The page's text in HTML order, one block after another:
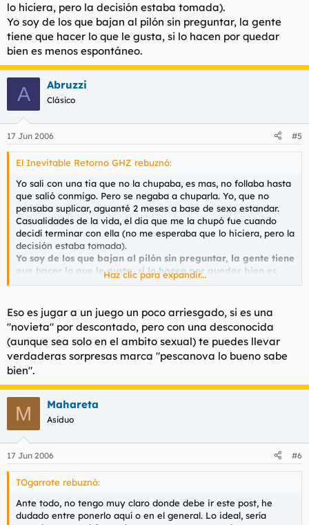
lo hiciera, pero la decisión estaba tomada).
Yo soy de los que bajan al pilón sin preguntar, la gente
tiene que hacer lo que le gusta, si lo hacen por quedar
bien es menos espontáneo.
A Abruzzi
Clásico
17 Jun 2006 #5
El Inevitable Retorno GHZ rebuznó:
Yo sali con una tia que no la chupaba, es mas, no follaba hasta
que salió conmigo. Pero se negaba a chuparla. Yo, que no
pensaba suplicar, aguanté 2 meses a base de sexo estandar.
Casualidades de la vida, el dia que me la chupó fue cuando
decidí terminar con ella (no me esperaba que lo hiciera, pero la
decisión estaba tomada).
Yo soy de los que bajan al pilón sin preguntar, la gente tiene
que hacer lo que le gusta, si lo hacen por quedar bien es
menos espontáneo.
Haz clic para expandir...
Eso es jugar a un juego un poco arriesgado, si es una
"novieta" por descontado, pero con una desconocida
(aunque sea solo en el ambito sexual) te puedes llevar
verdaderas sorpresas marca "pescanova lo bueno sabe
bien".
M Mahareta
Asiduo
17 Jun 2006 #6
TOgarrote rebuznó:
Ante todo, no tengo muy claro donde debe ir este post, he
dudado entre ponerlo aquí o en el general. Lo ideal, sería